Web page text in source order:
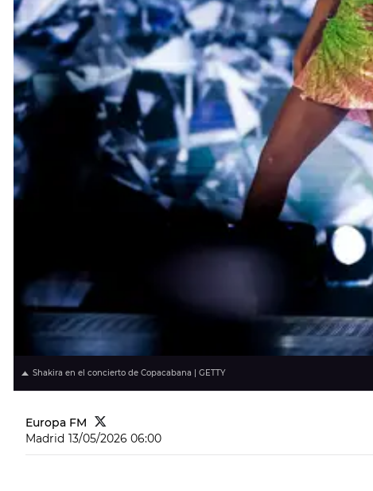
Shakira en el concierto de Copacabana | GETTY
Europa FM
Madrid 13/05/2026 06:00